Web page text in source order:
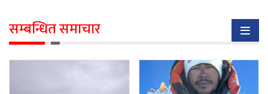
सम्बन्धित समाचार